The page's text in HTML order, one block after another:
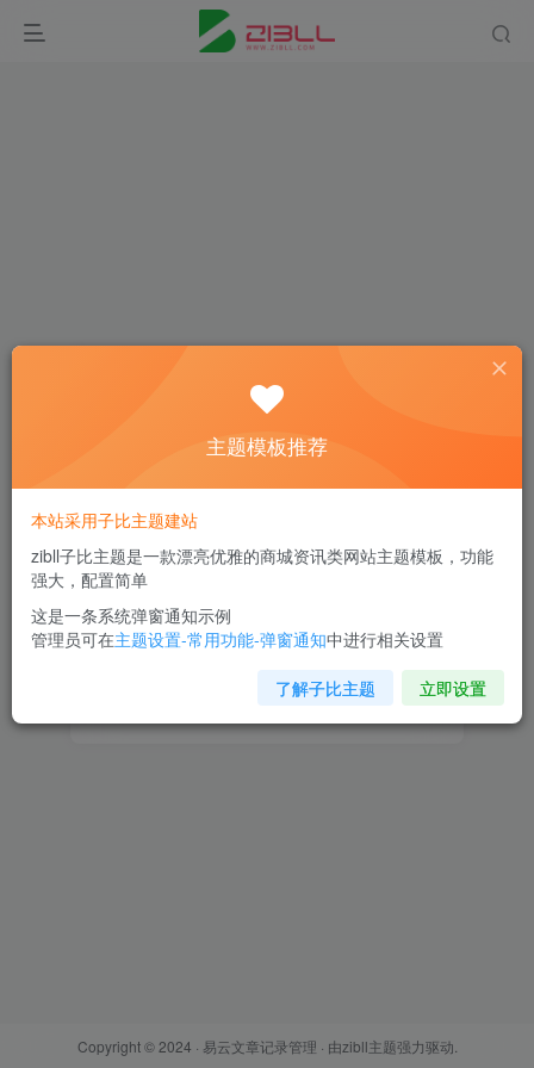
没有账号？立即注册
用户名或邮箱
登录密码
记住登录
登录
Copyright © 2024 · 易云文章记录管理 · 由zibll主题强力驱动.
主题模板推荐
本站采用子比主题建站
zibll子比主题是一款漂亮优雅的商城资讯类网站主题模板，功能
强大，配置简单
这是一条系统弹窗通知示例
管理员可在主题设置-常用功能-弹窗通知中进行相关设置
了解子比主题 立即设置